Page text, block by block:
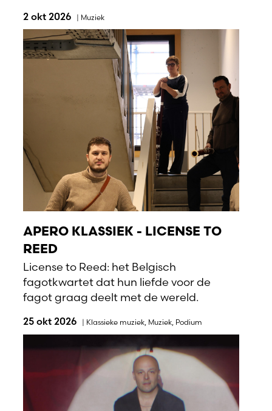
2 okt 2026 | Muziek
APERO KLASSIEK - LICENSE TO
REED
License to Reed: het Belgisch
fagotkwartet dat hun liefde voor de
fagot graag deelt met de wereld.
25 okt 2026 | Klassieke muziek, Muziek, Podium